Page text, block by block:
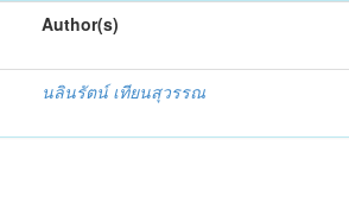
Author(s)
นลินรัตน์ เทียนสุวรรณ